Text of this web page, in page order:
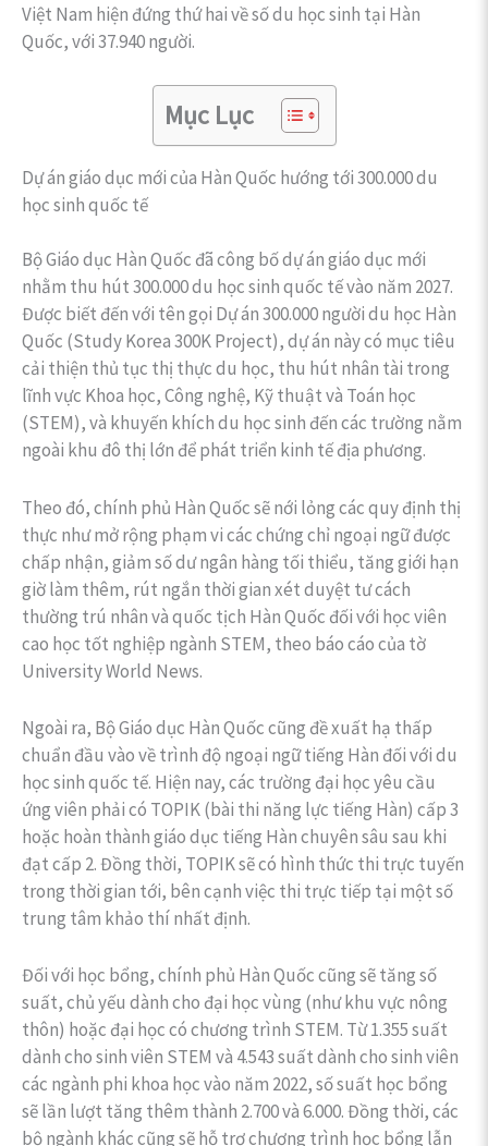
Việt Nam hiện đứng thứ hai về số du học sinh tại Hàn
Quốc, với 37.940 người.
Mục Lục
Dự án giáo dục mới của Hàn Quốc hướng tới 300.000 du
học sinh quốc tế
Bộ Giáo dục Hàn Quốc đã công bố dự án giáo dục mới
nhằm thu hút 300.000 du học sinh quốc tế vào năm 2027.
Được biết đến với tên gọi Dự án 300.000 người du học Hàn
Quốc (Study Korea 300K Project), dự án này có mục tiêu
cải thiện thủ tục thị thực du học, thu hút nhân tài trong
lĩnh vực Khoa học, Công nghệ, Kỹ thuật và Toán học
(STEM), và khuyến khích du học sinh đến các trường nằm
ngoài khu đô thị lớn để phát triển kinh tế địa phương.
Theo đó, chính phủ Hàn Quốc sẽ nới lỏng các quy định thị
thực như mở rộng phạm vi các chứng chỉ ngoại ngữ được
chấp nhận, giảm số dư ngân hàng tối thiểu, tăng giới hạn
giờ làm thêm, rút ngắn thời gian xét duyệt tư cách
thường trú nhân và quốc tịch Hàn Quốc đối với học viên
cao học tốt nghiệp ngành STEM, theo báo cáo của tờ
University World News.
Ngoài ra, Bộ Giáo dục Hàn Quốc cũng đề xuất hạ thấp
chuẩn đầu vào về trình độ ngoại ngữ tiếng Hàn đối với du
học sinh quốc tế. Hiện nay, các trường đại học yêu cầu
ứng viên phải có TOPIK (bài thi năng lực tiếng Hàn) cấp 3
hoặc hoàn thành giáo dục tiếng Hàn chuyên sâu sau khi
đạt cấp 2. Đồng thời, TOPIK sẽ có hình thức thi trực tuyến
trong thời gian tới, bên cạnh việc thi trực tiếp tại một số
trung tâm khảo thí nhất định.
Đối với học bổng, chính phủ Hàn Quốc cũng sẽ tăng số
suất, chủ yếu dành cho đại học vùng (như khu vực nông
thôn) hoặc đại học có chương trình STEM. Từ 1.355 suất
dành cho sinh viên STEM và 4.543 suất dành cho sinh viên
các ngành phi khoa học vào năm 2022, số suất học bổng
sẽ lần lượt tăng thêm thành 2.700 và 6.000. Đồng thời, các
bộ ngành khác cũng sẽ hỗ trợ chương trình học bổng lẫn